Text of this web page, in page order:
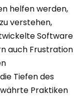
helfen werden,
verstehen,
Software
auch Frustration
Tiefen des
Praktiken